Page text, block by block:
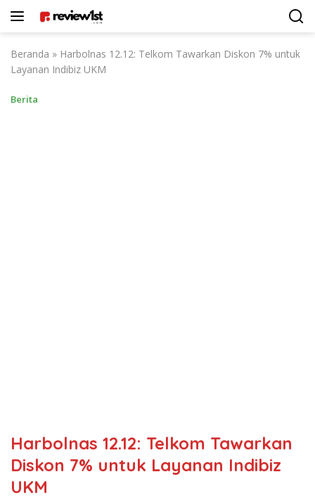
Beranda » Harbolnas 12.12: Telkom Tawarkan Diskon 7% untuk
Layanan Indibiz UKM
Berita
Harbolnas 12.12: Telkom Tawarkan
Diskon 7% untuk Layanan Indibiz
UKM